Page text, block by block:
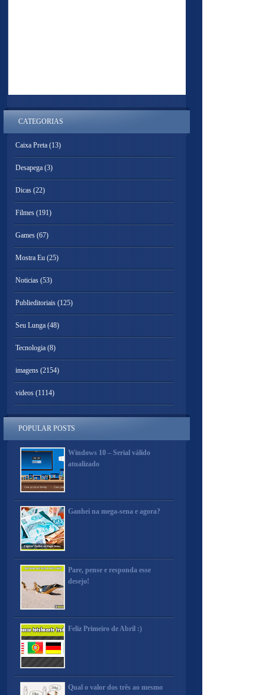
CATEGORIAS
Caixa Preta (13)
Desapega (3)
Dicas (22)
Filmes (191)
Games (67)
Mostra Eu (25)
Noticias (53)
Publieditoriais (125)
Seu Lunga (48)
Tecnologia (8)
imagens (2154)
videos (1114)
POPULAR POSTS
Windows 10 – Serial válido
atualizado
Ganhei na mega-sena e agora?
Pare, pense e responda esse
desejo!
Feliz Primeiro de Abril :)
Qual o valor dos três ao mesmo